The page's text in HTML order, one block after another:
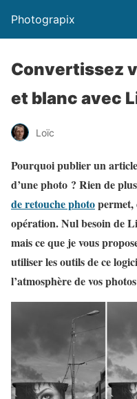
Photograpix
Convertissez
et blanc avec
Loïc
Pourquoi publier un
d’une photo ? Rien de
de retouche photopermet,
opération. Nul besoin de
mais ce que je vous
utiliser les outils de ce
l’atmosphère de vos